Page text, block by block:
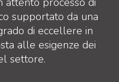
supportato da una
di eccellere in
alle esigenze dei
settore.